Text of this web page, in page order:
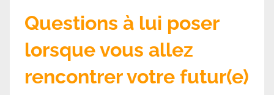
Questions à lui poser
lorsque vous allez
rencontrer votre futur(e)